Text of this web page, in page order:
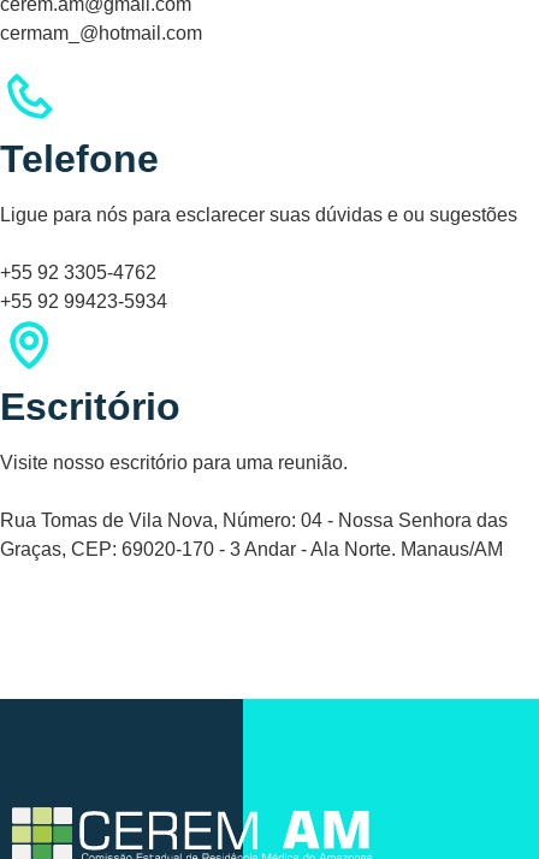
cerem.am@gmail.com
cermam_@hotmail.com
Piggy Tap, o jogo multiplayer mais divertido do momento.
Com bônus incríveis e rodadas de sorte, jogue agora
mesmo acessando
amigos.
nível com sua jogabilidade vibrante e ambientação feita
especialmente para o público brasileiro. Você pode
experimentar toda essa aventura acessando
https://rabbitroad.com.br/
esperam a cada corrida.
Telefone
Ligue para nós para esclarecer suas dúvidas e ou sugestões
+55 92 3305-4762
+55 92 99423-5934
Escritório
Visite nosso escritório para uma reunião.
Rua Tomas de Vila Nova, Número: 04 - Nossa Senhora das
Graças, CEP: 69020-170 - 3 Andar - Ala Norte. Manaus/AM